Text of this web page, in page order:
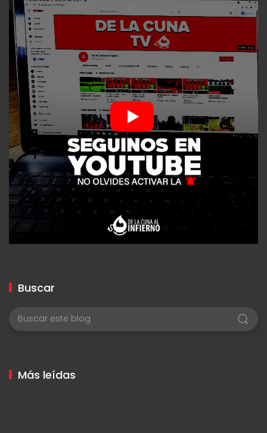
Buscar
Más leídas